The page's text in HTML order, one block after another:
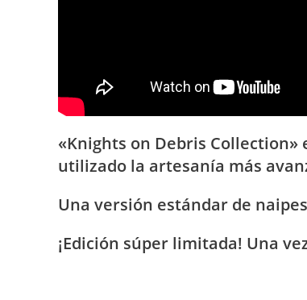
«Knights on Debris Collection»
utilizado la artesanía más
Una versión estándar de
¡Edición súper limitada! Una